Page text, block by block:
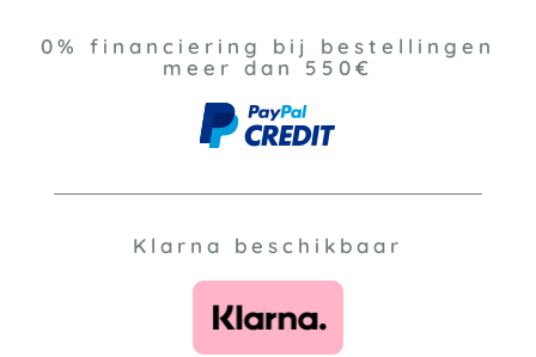
0% financiering bij bestellingen
meer dan 550€
Klarna beschikbaar